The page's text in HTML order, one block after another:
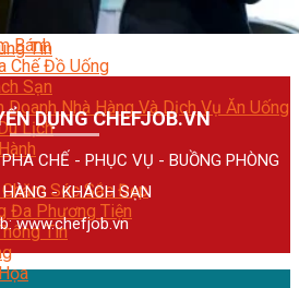
Biến Món Ăn
Bánh
Chế Đồ Uống
Sạn
Doanh Nhà Hàng Và Dịch Vụ Ăn Uống
Lịch
Sóc Sắc Đẹp
Đa Phương Tiện
Tin
Tín
DỤNG CHEFJOB.VN
CHẾ - PHỤC VỤ - BUỒNG PHÒNG
- KHÁCH SẠN
www.chefjob.vn